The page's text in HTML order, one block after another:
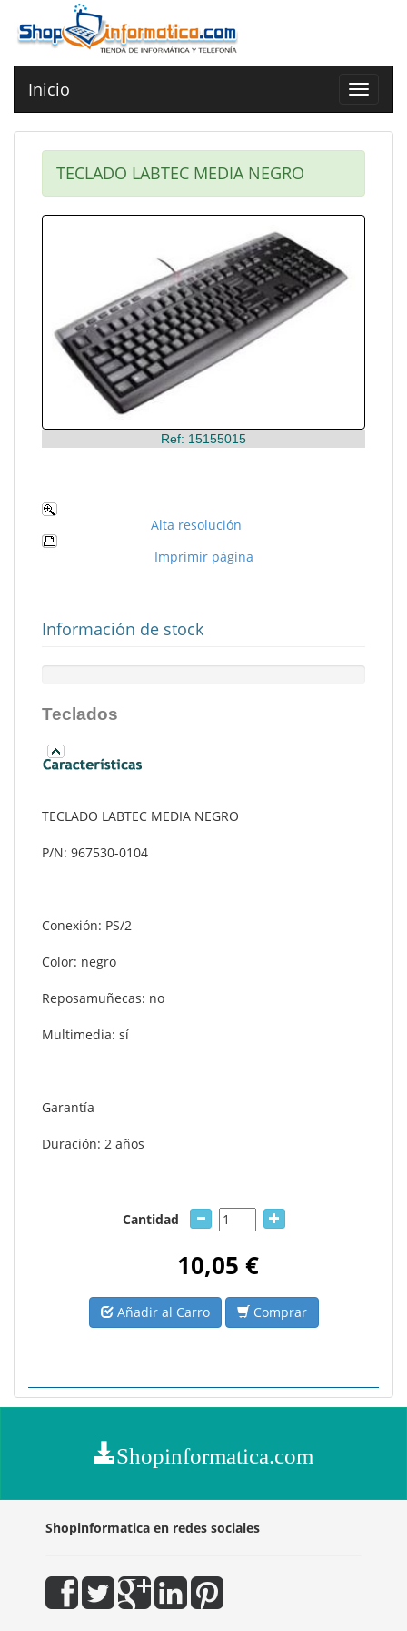
Toggle
Inicio
TECLADO LABTEC MEDIA NEGRO
Ref: 15155015
Alta resolución
Imprimir página
Información de stock
Teclados
TECLADO LABTEC MEDIA NEGRO
P/N: 967530-0104
Conexión: PS/2
Color: negro
Reposamuñecas: no
Multimedia: sí
Garantía
Duración: 2 años
Cantidad
10,05 €
Añadir al Carro Comprar
Shopinformatica.com
Shopinformatica en redes sociales